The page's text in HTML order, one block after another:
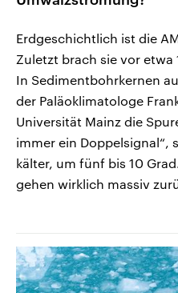
Erdgeschichtlich ist die
Zuletzt brach sie vor etwa
In Sedimentbohrkernen
der Paläoklimatologe
Universität Mainz die
immer ein Doppelsignal“,
kälter, um fünf bis 10
gehen wirklich massiv